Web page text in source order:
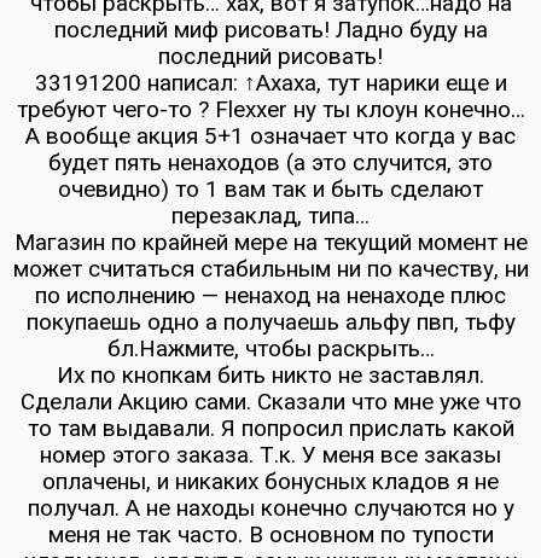
последний миф рисовать! Ладно буду на
последний рисовать!
33191200 написал: ↑Ахаха, тут нарики еще и
требуют чего-то ? Flexxer ну ты клоун конечно…
А вообще акция 5+1 означает что когда у вас
будет пять ненаходов (а это случится, это
очевидно) то 1 вам так и быть сделают
перезаклад, типа…
Магазин по крайней мере на текущий момент не
может считаться стабильным ни по качеству, ни
по исполнению — ненаход на ненаходе плюс
покупаешь одно а получаешь альфу пвп, тьфу
бл.Нажмите, чтобы раскрыть…
Их по кнопкам бить никто не заставлял.
Сделали Акцию сами. Сказали что мне уже что
то там выдавали. Я попросил прислать какой
номер этого заказа. Т.к. У меня все заказы
оплачены, и никаких бонусных кладов я не
получал. А не находы конечно случаются но у
меня не так часто. В основном по тупости